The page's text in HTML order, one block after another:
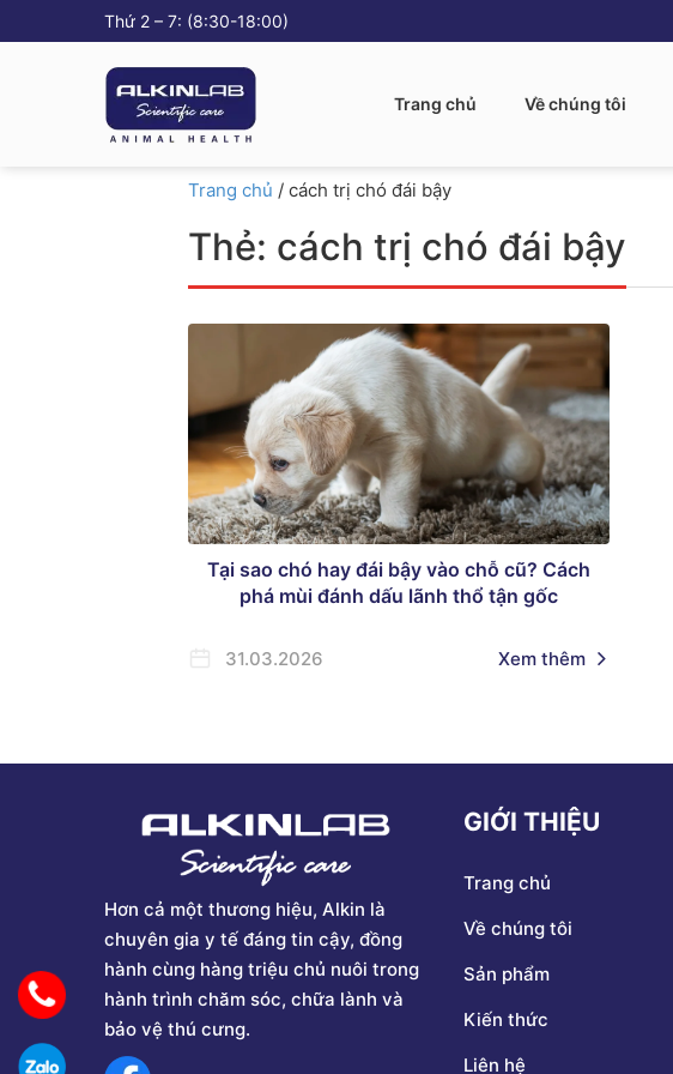
Thứ 2 – 7: (8:30-18:00)
Trang chủ Về chúng tôi
Trang chủ / cách trị chó đái bậy
Thẻ: cách trị chó đái bậy
Tại sao chó hay đái bậy vào chỗ cũ? Cách
phá mùi đánh dấu lãnh thổ tận gốc
31.03.2026 Xem thêm
Hơn cả một thương hiệu, Alkin là
chuyên gia y tế đáng tin cậy, đồng
hành cùng hàng triệu chủ nuôi trong
hành trình chăm sóc, chữa lành và
bảo vệ thú cưng.
GIỚI THIỆU
Trang chủ
Về chúng tôi
Sản phẩm
Kiến thức
Liên hệ